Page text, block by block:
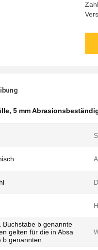
, 5 mm
Buchstabe b genannte
gelten für die in Absa
b genannten